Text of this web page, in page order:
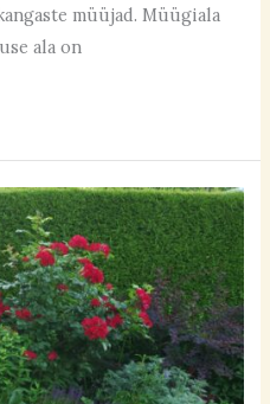
müüjad. Müügiala
ala on